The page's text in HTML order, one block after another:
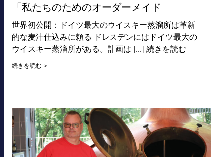
「私たちのためのオーダーメイド
世界初公開：ドイツ最大のウイスキー蒸溜所は革新
的な麦汁仕込みに頼る ドレスデンにはドイツ最大の
ウイスキー蒸溜所がある。計画は [...] 続きを読む
続きを読む